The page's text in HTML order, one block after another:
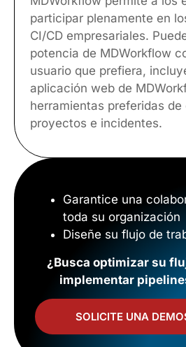
participar plenamente en
CI/CD empresariales.
potencia de MDWorkflow
usuario que prefiera,
aplicación web de
herramientas preferidas de
proyectos e incidentes.
Garantice una
toda su organización
Diseñe su flujo de
¿Busca optimizar su
implementar
SOLICITE UNA